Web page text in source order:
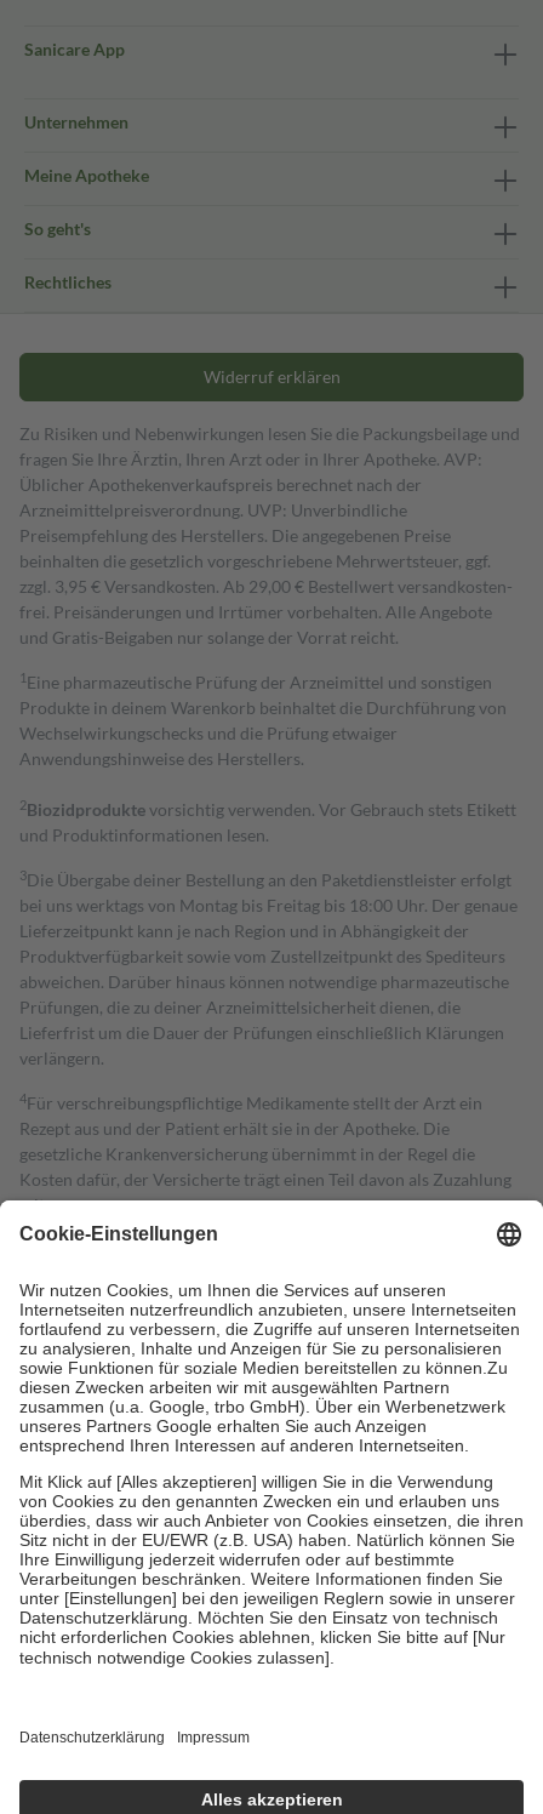
Sanicare App
Unternehmen
Meine Apotheke
So geht's
Rechtliches
Widerruf erklären
Zu Risiken und Nebenwirkungen lesen Sie die Packungsbeilage und
fragen Sie Ihre Ärztin, Ihren Arzt oder in Ihrer Apotheke. AVP:
Üblicher Apothekenverkaufspreis berechnet nach der
Arzneimittelpreisverordnung. UVP: Unverbindliche
Preisempfehlung des Herstellers. Die angegebenen Preise
beinhalten die gesetzlich vorgeschriebene Mehrwertsteuer, ggf.
zzgl. 3,95 € Versandkosten. Ab 29,00 € Bestell­wert versand­kosten­
frei. Preisänderungen und Irrtümer vorbehalten. Alle Angebote
und Gratis-Beigaben nur solange der Vorrat reicht.
1 Eine pharmazeutische Prüfung der Arzneimittel und sonstigen
Produkte in deinem Warenkorb beinhaltet die Durchführung von
Wechselwirkungschecks und die Prüfung etwaiger
Anwendungshinweise des Herstellers.
2Biozidproduktevorsichtig verwenden. Vor Gebrauch stets Etikett
und Produktinformationen lesen.
3Die Übergabe deiner Bestellung an den Paketdienstleister erfolgt
bei uns werktags von Montag bis Freitag bis 18:00 Uhr. Der genaue
Lieferzeitpunkt kann je nach Region und in Abhängigkeit der
Produktverfügbarkeit sowie vom Zustellzeitpunkt des Spediteurs
abweichen. Darüber hinaus können notwendige pharmazeutische
Prüfungen, die zu deiner Arzneimittelsicherheit dienen, die
Lieferfrist um die Dauer der Prüfungen einschließlich Klärungen
verlängern.
4Für verschreibungspflichtige Medikamente stellt der Arzt ein
Rezept aus und der Patient erhält sie in der Apotheke. Die
gesetzliche Krankenversicherung übernimmt in der Regel die
Kosten dafür, der Versicherte trägt einen Teil davon als Zuzahlung
mit.
Grundsätzlich leisten Mitglieder Zuzahlungen in Höhe von zehn
höchstens zehn Euro.
Es sind jedoch nie mehr als die tatsächlichen
Kosten der Leistung zu entrichten.
Diese Regeln gelten grundsätzlich auch für Online-Apotheken.
Bei Heilmitteln und häuslicher Krankenpflege beträgt die
Zuzahlung zehn Prozent der Kosten sowie zehn Euro je
Verordnung.
Um das Engagement der Versicherten für ihre eigene Gesundheit zu
stärken und die besondere Stellung der Familie zu unterstützen,
fallenkeine Zuzahlungenan bei:
• Kindern und Jugendlichen bis zum vollendeten 18. Lebensjahr
mit Ausnahme der Fahrkosten
• Untersuchungen zur Vorsorge und Früherkennung, die von der
GKV getragen werden
• empfohlenen Schutzimpfungen
• Harn- und Blutteststreifen
getroffen, um sicherzustellen, dass es sich um echte Bewertungen
https://help.etrusted.com/hc/de/articles/4419944605341